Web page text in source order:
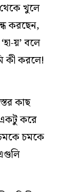
খুলে
করছেন,
য়’ বলে
কী করলে!
কাছ
করে
চমকে